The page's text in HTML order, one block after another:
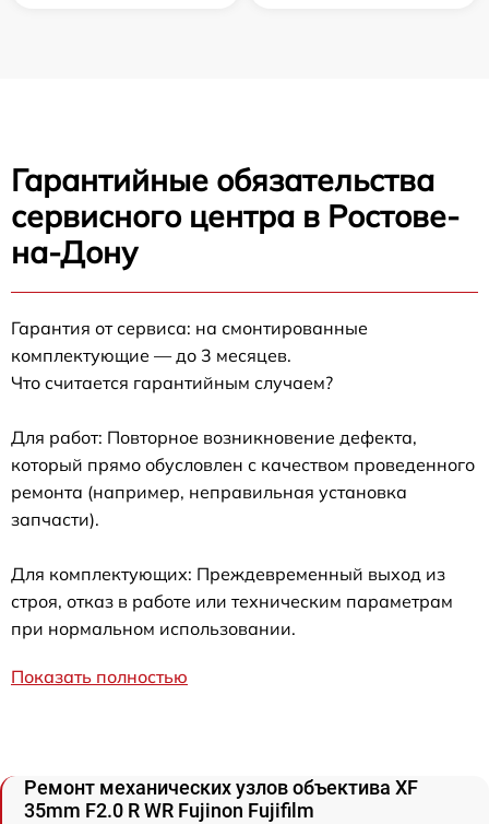
Гарантийные обязательства
сервисного центра в Ростове-
на-Дону
Гарантия от сервиса: на смонтированные
комплектующие — до 3 месяцев.
Что считается гарантийным случаем?
Для работ: Повторное возникновение дефекта,
который прямо обусловлен с качеством проведенного
ремонта (например, неправильная установка
запчасти).
Для комплектующих: Преждевременный выход из
строя, отказ в работе или техническим параметрам
при нормальном использовании.
Показать полностью
Ремонт механических узлов объектива XF
35mm F2.0 R WR Fujinon Fujifilm